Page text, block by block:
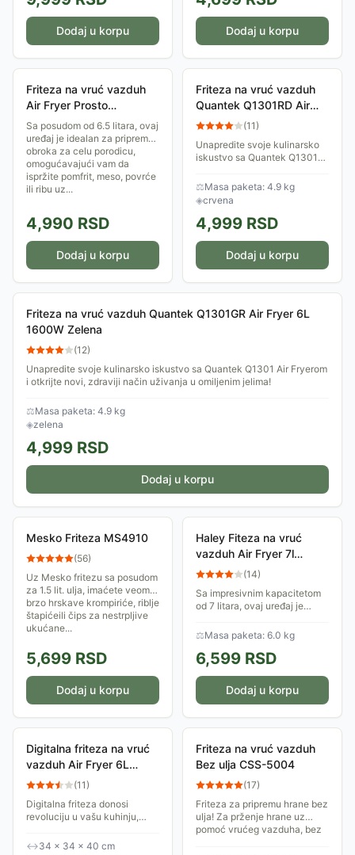
Dodaj u korpu Dodaj u korpu
Friteza na vruć vazduh
Air Fryer Prosto
AF6516DP
Sa posudom od 6.5 litara, ovaj
uređaj je idealan za pripremu
obroka za celu porodicu,
omogućavajući vam da
ispržite pomfrit, meso, povrće
ili ribu uz...
4,990 RSD
Dodaj u korpu
Friteza na vruć vazduh
Quantek Q1301RD Air
Fryer 6L 1600W Crvena
(11)
Unapredite svoje kulinarsko
iskustvo sa Quantek Q1301
zdraviji način uživanja u
omiljenim jelima!
⚖Masa paketa: 4.9 kg
◈crvena
4,999 RSD
Dodaj u korpu
Friteza na vruć vazduh Quantek Q1301GR Air Fryer 6L
1600W Zelena
(12)
Unapredite svoje kulinarsko iskustvo sa Quantek Q1301 Air Fryerom
i otkrijte novi, zdraviji način uživanja u omiljenim jelima!
⚖Masa paketa: 4.9 kg
◈zelena
4,999 RSD
Dodaj u korpu
Mesko Friteza MS4910
(56)
Uz Mesko fritezu sa posudom
za 1.5 lit. ulja, imaćete veoma
brzo hrskave krompiriće, riblje
štapićeili čips za nestrpljive
ukućane...
5,699 RSD
Dodaj u korpu
Haley Fiteza na vruć
vazduh Air Fryer 7l
HY2535 (14)
Sa impresivnim kapacitetom
od 7 litara, ovaj uređaj je
potrebe cele porodice,
omogućavajući vam da
pripremate hrskave...
⚖Masa paketa: 6.0 kg
6,599 RSD
Dodaj u korpu
Digitalna friteza na vruć
vazduh Air Fryer 6L
1500W RAF R.5330W
(11)
Digitalna friteza donosi
revoluciju u vašu kuhinju,
pripremate hrskave
↔34 × 34 × 40 cm
Friteza na vruć vazduh
Bez ulja CSS-5004
(17)
Friteza za pripremu hrane bez
ulja! Za prženje hrane uz
pomoć vrućeg vazduha, bez